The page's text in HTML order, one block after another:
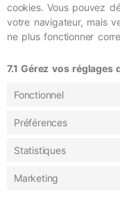
cookies. Vous pouvez
votre navigateur, mais
ne plus fonctionner
7.1 Gérez vos réglages
Fonctionnel
Préférences
Statistiques
Marketing